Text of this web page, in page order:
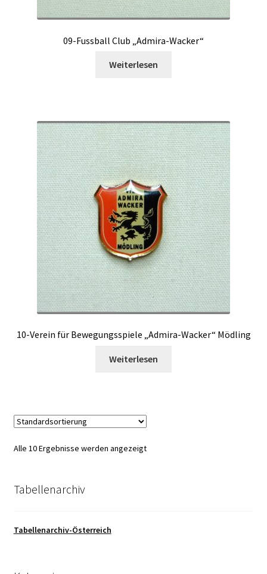
09-Fussball Club „Admira-Wacker“
Weiterlesen
10-Verein für Bewegungsspiele „Admira-Wacker“ Mödling
Weiterlesen
Alle 10 Ergebnisse werden angezeigt
Tabellenarchiv
Tabellenarchiv-Österreich